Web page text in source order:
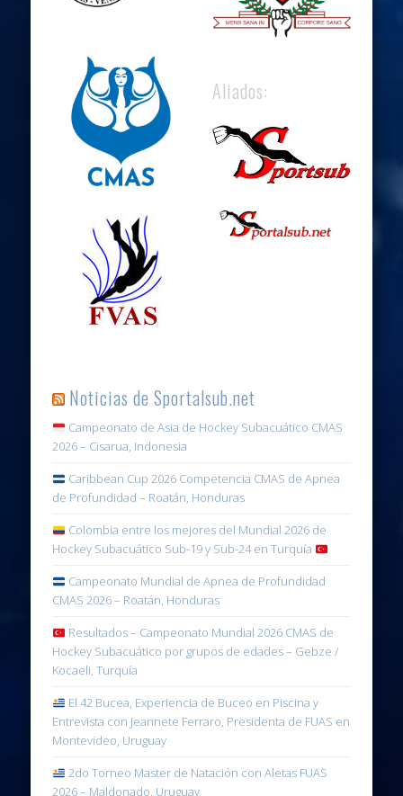
Aliados:
Noticias de Sportalsub.net
Campeonato de Asia de Hockey Subacuático CMAS
2026 – Cisarua, Indonesia
Caribbean Cup 2026 Competencia CMAS de Apnea
de Profundidad – Roatán, Honduras
Colombia entre los mejores del Mundial 2026 de
Hockey Subacuático Sub-19 y Sub-24 en Turquía
Campeonato Mundial de Apnea de Profundidad
CMAS 2026 – Roatán, Honduras
Resultados – Campeonato Mundial 2026 CMAS de
Hockey Subacuático por grupos de edades – Gebze /
Kocaeli, Turquía
El 42 Bucea, Experiencia de Buceo en Piscina y
Entrevista con Jeannete Ferraro, Presidenta de FUAS en
Montevideo, Uruguay
2do Torneo Master de Natación con Aletas FUAS
2026 – Maldonado, Uruguay